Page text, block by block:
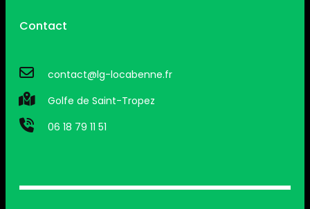
Contact
contact@lg-locabenne.fr
Golfe de Saint-Tropez
06 18 79 11 51